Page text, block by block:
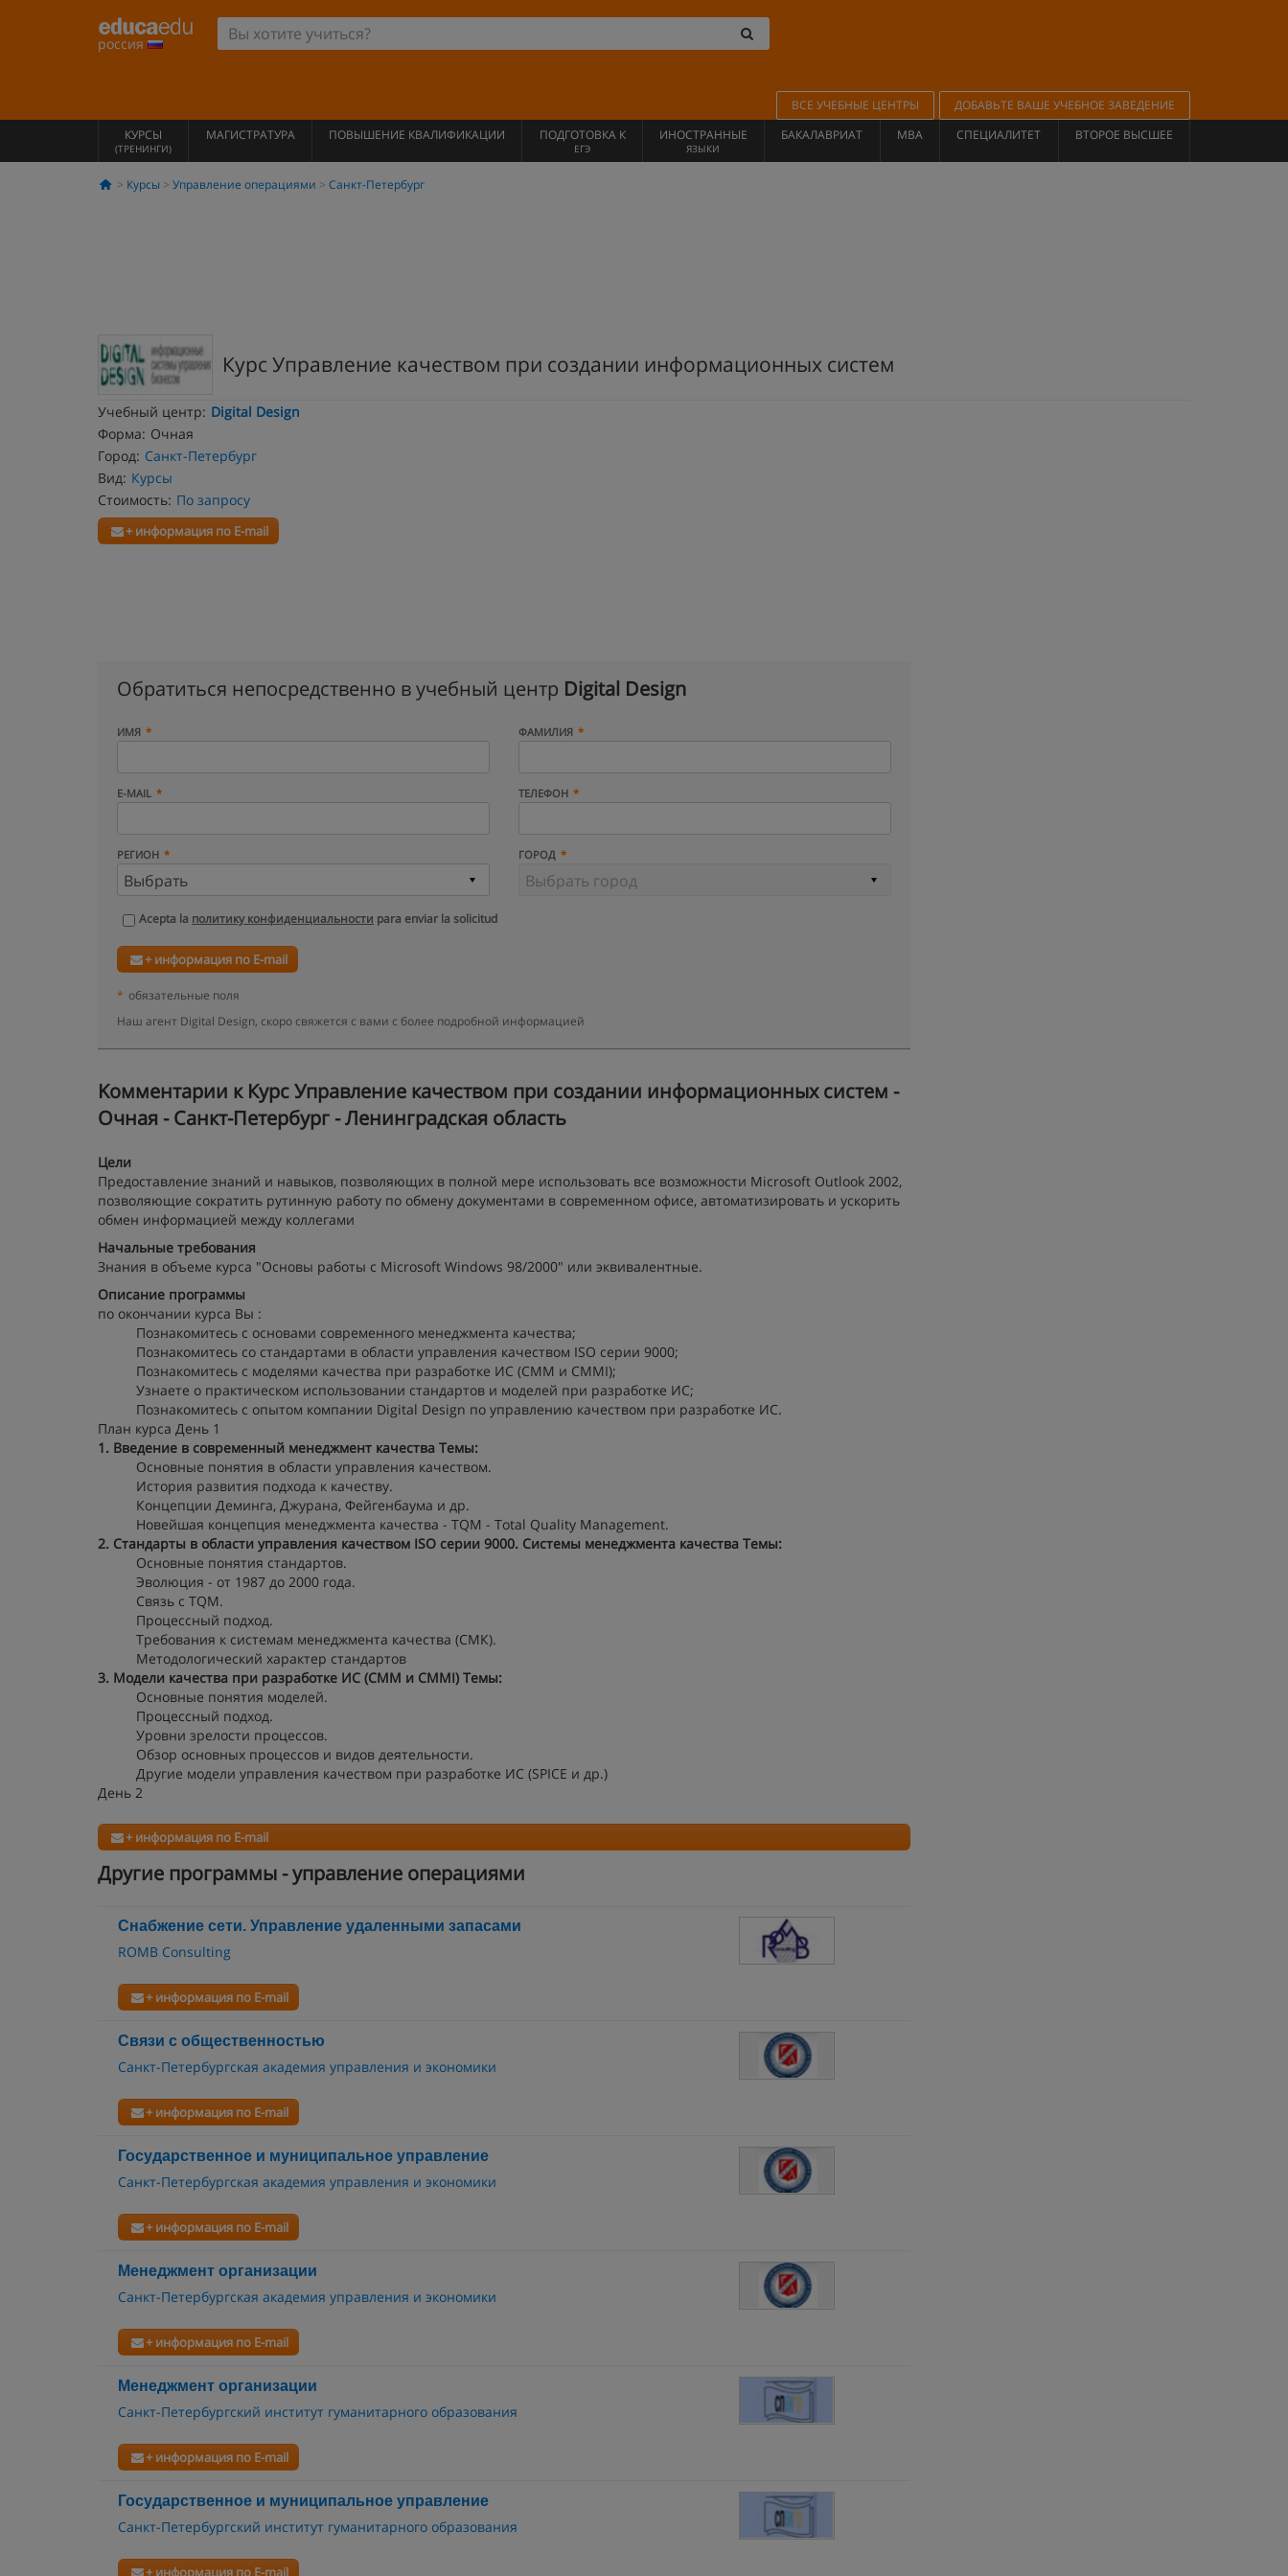
россия
ВСЕ УЧЕБНЫЕ ЦЕНТРЫ
ДОБАВЬТЕ ВАШЕ УЧЕБНОЕ ЗАВЕДЕНИЕ
КУРСЫ
(ТРЕНИНГИ)
МАГИСТРАТУРА ПОВЫШЕНИЕ КВАЛИФИКАЦИИ ПОДГОТОВКА К
ЕГЭ
ИНОСТРАННЫЕ
ЯЗЫКИ
БАКАЛАВРИАТ MBA СПЕЦИАЛИТЕТ ВТОРОЕ ВЫСШЕЕ
Курсы Управление операциями Санкт-Петербург
Курс Управление качеством при создании информационных систем
Учебный центр: Digital Design
Форма: Очная
Город: Санкт-Петербург
Вид: Курсы
Стоимость: По запросу
+ информация по E-mail
Обратиться непосредственно в учебный центр Digital Design
ИМЯ ФАМИЛИЯ
E-MAIL ТЕЛЕФОН
РЕГИОН ГОРОД
Acepta la политику конфиденциальности para enviar la solicitud
+ информация по E-mail
* обязательные поля
Наш агент Digital Design, скоро свяжется с вами с более подробной информацией
Kомментарии к Курс Управление качеством при создании информационных систем -
Очная - Санкт-Петербург - Ленинградская область
Цели
Предоставление знаний и навыков, позволяющих в полной мере использовать все возможности Microsoft Outlook 2002,
позволяющие сократить рутинную работу по обмену документами в современном офисе, автоматизировать и ускорить
обмен информацией между коллегами
Начальные требования
Знания в объеме курса "Основы работы с Microsoft Windows 98/2000" или эквивалентные.
Описание программы
по окончании курса Вы :
Познакомитесь с основами современного менеджмента качества;
Познакомитесь со стандартами в области управления качеством ISO серии 9000;
Познакомитесь с моделями качества при разработке ИС (CMM и CMMI);
Узнаете о практическом использовании стандартов и моделей при разработке ИС;
Познакомитесь с опытом компании Digital Design по управлению качеством при разработке ИС.
План курса День 1
1. Введение в современный менеджмент качества Темы:
Основные понятия в области управления качеством.
История развития подхода к качеству.
Концепции Деминга, Джурана, Фейгенбаума и др.
Новейшая концепция менеджмента качества - TQM - Total Quality Management.
2. Стандарты в области управления качеством ISO серии 9000. Системы менеджмента качества Темы:
Основные понятия стандартов.
Эволюция - от 1987 до 2000 года.
Связь с TQM.
Процессный подход.
Требования к системам менеджмента качества (СМК).
Методологический характер стандартов
3. Модели качества при разработке ИС (CMM и CMMI) Темы:
Основные понятия моделей.
Процессный подход.
Уровни зрелости процессов.
Обзор основных процессов и видов деятельности.
Другие модели управления качеством при разработке ИС (SPICE и др.)
День 2
+ информация по E-mail
Другие программы - управление операциями
Снабжение сети. Управление удаленными запасами
ROMB Consulting
+ информация по E-mail
Связи с общественностью
Санкт-Петербургская академия управления и экономики
+ информация по E-mail
Государственное и муниципальное управление
Санкт-Петербургская академия управления и экономики
+ информация по E-mail
Менеджмент организации
Санкт-Петербургская академия управления и экономики
+ информация по E-mail
Менеджмент организации
Санкт-Петербургский институт гуманитарного образования
+ информация по E-mail
Государственное и муниципальное управление
Санкт-Петербургский институт гуманитарного образования
+ информация по E-mail